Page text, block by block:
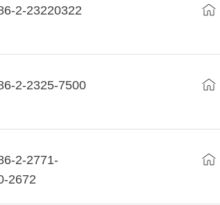
2-23220322
2-2325-7500
2-2771-
2672